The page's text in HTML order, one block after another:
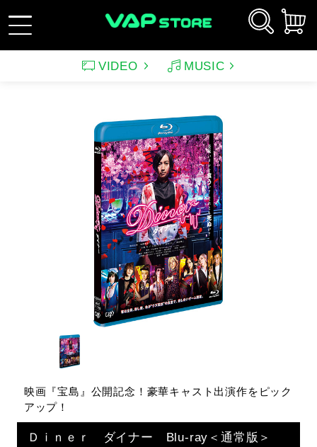
新規会員登録 ログイン
VIDEO MUSIC
サウンドトラック（テレ
アニメーション（CD）
アンパンマン音楽商品
その他
アニメーション
ルパン三世
イメージ
スポーツ・格闘技
特集
映画『宝島』公開記念！豪華キャスト出演作をピック
アップ！
Ｄｉｎｅｒ ダイナー Blu-ray＜通常版＞